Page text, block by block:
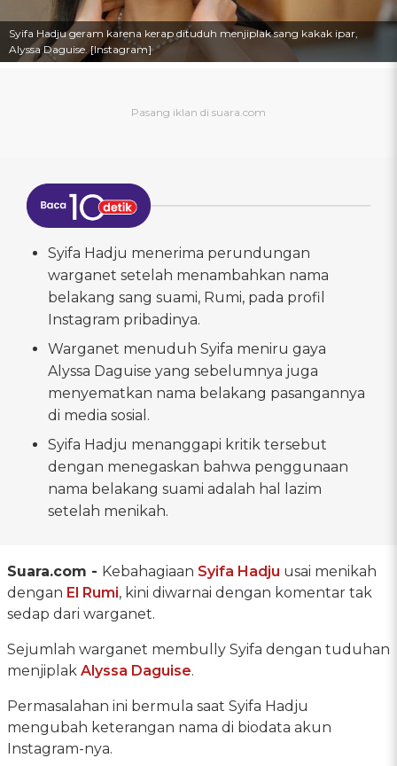
Syifa Hadju geram karena kerap dituduh menjiplak sang kakak ipar,
Alyssa Daguise. [Instagram]
Syifa Hadju menerima perundungan
warganet setelah menambahkan nama
belakang sang suami, Rumi, pada profil
Instagram pribadinya.
Warganet menuduh Syifa meniru gaya
Alyssa Daguise yang sebelumnya juga
menyematkan nama belakang pasangannya
di media sosial.
Syifa Hadju menanggapi kritik tersebut
dengan menegaskan bahwa penggunaan
nama belakang suami adalah hal lazim
setelah menikah.
Suara.com - Kebahagiaan Syifa Hadju usai menikah
dengan El Rumi, kini diwarnai dengan komentar tak
sedap dari warganet.
Sejumlah warganet membully Syifa dengan tuduhan
menjiplak Alyssa Daguise.
Permasalahan ini bermula saat Syifa Hadju
mengubah keterangan nama di biodata akun
Instagram-nya.